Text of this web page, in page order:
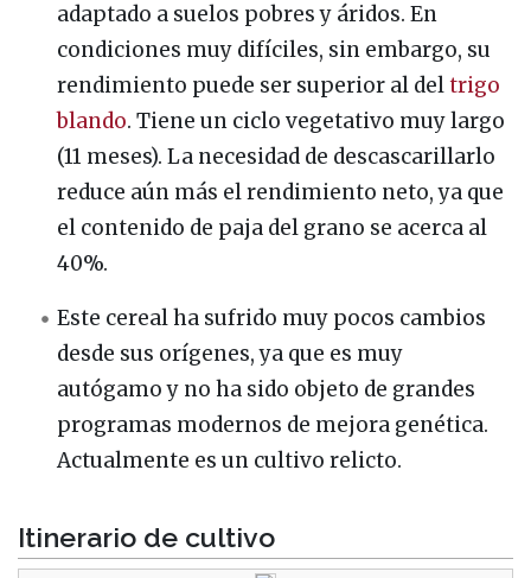
adaptado a suelos pobres y áridos. En
condiciones muy difíciles, sin embargo, su
rendimiento puede ser superior al deltrigo
blando. Tiene un ciclo vegetativo muy largo
(11 meses). La necesidad de descascarillarlo
reduce aún más el rendimiento neto, ya que
el contenido de paja del grano se acerca al
40%.
Este cereal ha sufrido muy pocos cambios
desde sus orígenes, ya que es muy
autógamo y no ha sido objeto de grandes
programas modernos de mejora genética.
Actualmente es un cultivo relicto.
Itinerario de cultivo